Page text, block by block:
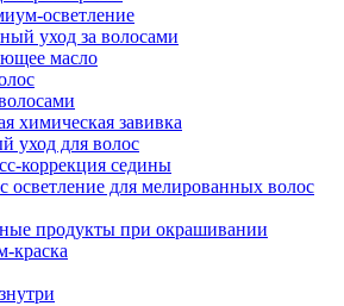
осветление
уход за волосами
масло
химическая завивка
уход для волос
коррекция седины
осветление для мелированных волос
продукты при окрашивании
краска